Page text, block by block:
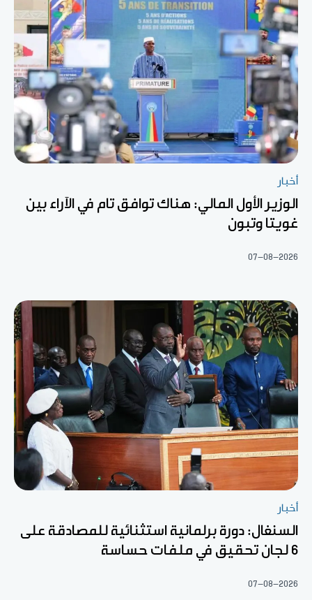
أخبار
الوزير الأول المالي: هناك توافق تام في الآراء بين
غويتا وتبون
07-08-2026
أخبار
السنغال: دورة برلمانية استثنائية للمصادقة على
6 لجان تحقيق في ملفات حساسة
07-08-2026